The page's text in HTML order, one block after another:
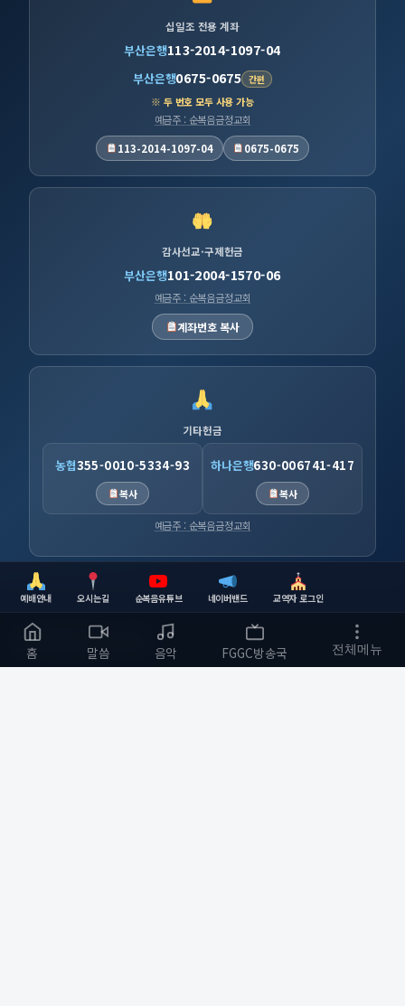
십일조 전용 계좌
부산은행113-2014-1097-04
부산은행0675-0675 간편
※ 두 번호 모두 사용 가능
예금주 : 순복음금정교회
113-2014-1097-04
0675-0675
감사선교·구제헌금
부산은행101-2004-1570-06
예금주 : 순복음금정교회
계좌번호 복사
기타헌금
농협355-0010-5334-93
복사
하나은행630-006741-417
복사
예금주 : 순복음금정교회
순복음금정교회
예배안내 오시는길 순복음유튜브 네이버밴드 교역자 로그인
홈 말씀 음악 FGGC방송국 전체메뉴